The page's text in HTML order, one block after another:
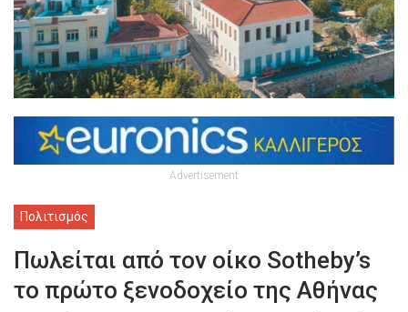
Advertisement
Πολιτισμός
Πωλείται από τον οίκο Sotheby’s
το πρώτο ξενοδοχείο της Αθήνας